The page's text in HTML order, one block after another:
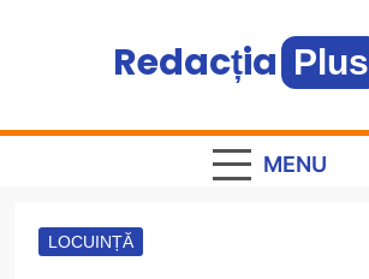
Redacția Plus
MENU
LOCUINȚĂ